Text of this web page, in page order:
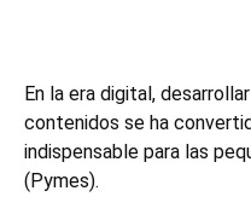
En la era digital,
contenidos se ha
indispensable para las
(Pymes).